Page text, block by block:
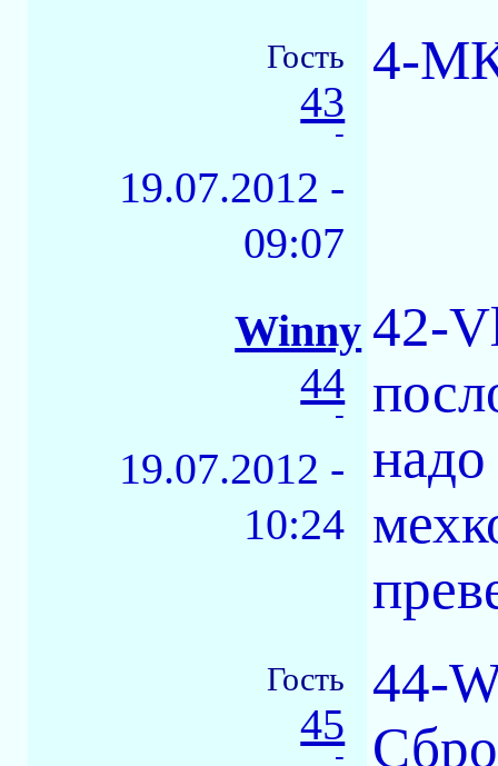
Гость
43
-
19.07.2012 -
09:07
4-МК
Winny
44
-
19.07.2012 -
10:24
42-
Гость
45
-
44-